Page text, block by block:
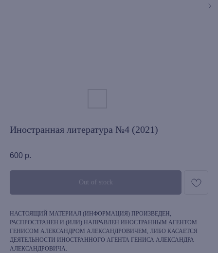
Иностранная литература №4 (2021)
600 р.
Out of stock
НАСТОЯЩИЙ МАТЕРИАЛ (ИНФОРМАЦИЯ) ПРОИЗВЕДЕН,
РАСПРОСТРАНЕН И (ИЛИ) НАПРАВЛЕН ИНОСТРАННЫМ АГЕНТОМ
ГЕНИСОМ АЛЕКСАНДРОМ АЛЕКСАНДРОВИЧЕМ, ЛИБО КАСАЕТСЯ
ДЕЯТЕЛЬНОСТИ ИНОСТРАННОГО АГЕНТА ГЕНИСА АЛЕКСАНДРА
АЛЕКСАНДРОВИЧА.